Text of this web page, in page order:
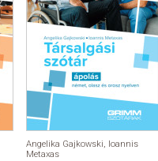
Angelika Gajkowski, Ioannis
Metaxas